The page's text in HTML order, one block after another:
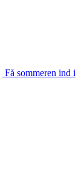
Få sommeren ind i